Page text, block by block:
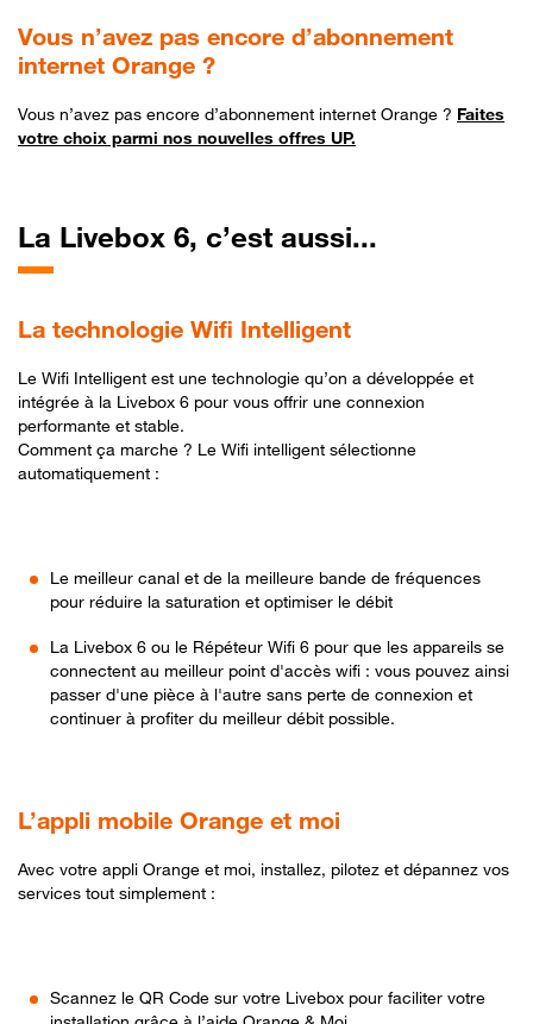
Vous n’avez pas encore d’abonnement
internet Orange ?
Vous n’avez pas encore d’abonnement internet Orange ? Faites
votre choix parmi nos nouvelles offres UP.
La Livebox 6, c’est aussi...
La technologie Wifi Intelligent
Le Wifi Intelligent est une technologie qu’on a développée et
intégrée à la Livebox 6 pour vous offrir une connexion
performante et stable.
Comment ça marche ? Le Wifi intelligent sélectionne
automatiquement :
Le meilleur canal et de la meilleure bande de fréquences
pour réduire la saturation et optimiser le débit
La Livebox 6 ou le Répéteur Wifi 6 pour que les appareils se
connectent au meilleur point d'accès wifi : vous pouvez ainsi
passer d'une pièce à l'autre sans perte de connexion et
continuer à profiter du meilleur débit possible.
L’appli mobile Orange et moi
Avec votre appli Orange et moi, installez, pilotez et dépannez vos
services tout simplement :
Scannez le QR Code sur votre Livebox pour faciliter votre